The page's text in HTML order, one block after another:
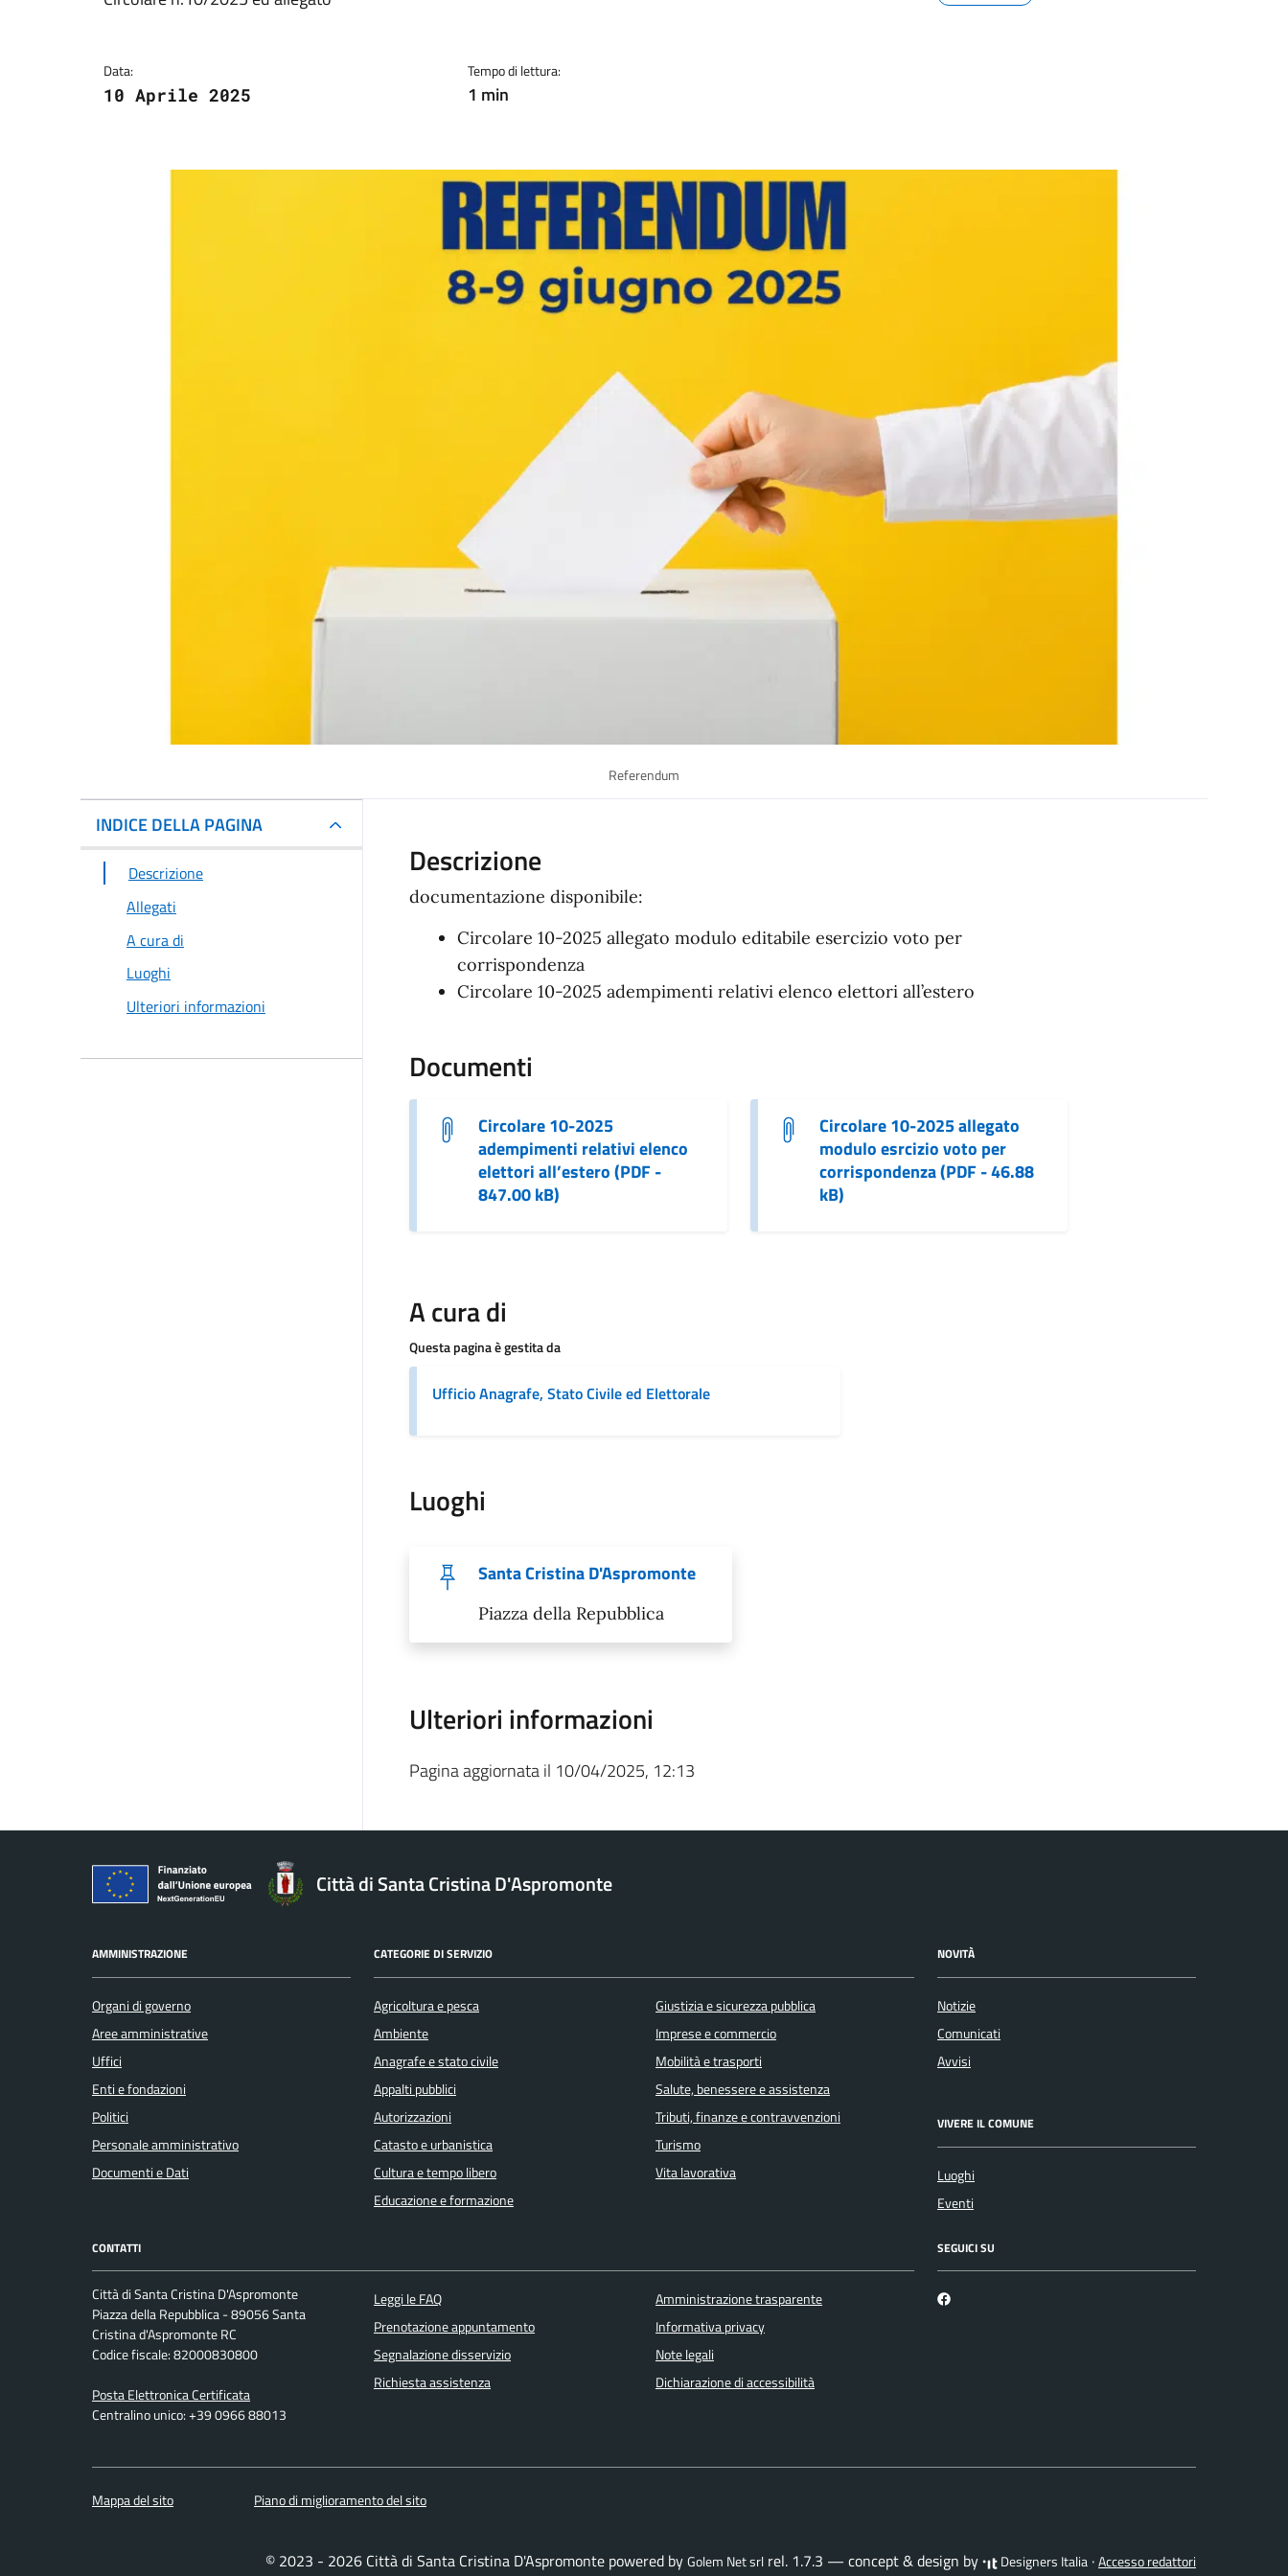
Data:
10 Aprile 2025
Tempo di lettura:
1 min
Referendum
INDICE DELLA PAGINA
Descrizione
Allegati
A cura di
Luoghi
Ulteriori informazioni
Descrizione
documentazione disponibile:
Circolare 10-2025 allegato modulo editabile esercizio voto per
corrispondenza
Circolare 10-2025 adempimenti relativi elenco elettori all’estero
Documenti
Circolare 10-2025
adempimenti relativi elenco
elettori all’estero (PDF -
847.00 kB)
Circolare 10-2025 allegato
modulo esrcizio voto per
corrispondenza (PDF - 46.88
kB)
A cura di
Questa pagina è gestita da
Ufficio Anagrafe, Stato Civile ed Elettorale
Luoghi
Santa Cristina D'Aspromonte
Piazza della Repubblica
Ulteriori informazioni
Pagina aggiornata il 10/04/2025, 12:13
Città di Santa Cristina D'Aspromonte
AMMINISTRAZIONE
Organi di governo
Aree amministrative
Uffici
Enti e fondazioni
Politici
Personale amministrativo
Documenti e Dati
CATEGORIE DI SERVIZIO
Agricoltura e pesca
Ambiente
Anagrafe e stato civile
Appalti pubblici
Autorizzazioni
Catasto e urbanistica
Cultura e tempo libero
Educazione e formazione
Giustizia e sicurezza pubblica
Imprese e commercio
Mobilità e trasporti
Salute, benessere e assistenza
Tributi, finanze e contravvenzioni
Turismo
Vita lavorativa
NOVITÀ
Notizie
Comunicati
Avvisi
VIVERE IL COMUNE
Luoghi
Eventi
CONTATTI
Città di Santa Cristina D'Aspromonte
Piazza della Repubblica - 89056 Santa
Cristina d'Aspromonte RC
Codice fiscale: 82000830800
Posta Elettronica Certificata
Centralino unico: +39 0966 88013
Leggi le FAQ
Prenotazione appuntamento
Segnalazione disservizio
Richiesta assistenza
Amministrazione trasparente
Informativa privacy
Note legali
Dichiarazione di accessibilità
SEGUICI SU
Facebook
Mappa del sito Piano di miglioramento del sito
© 2023 - 2026 Città di Santa Cristina D'Aspromonte powered byGolem Net srl rel. 1.7.3 — concept & design by Designers Italia ·Accesso redattori